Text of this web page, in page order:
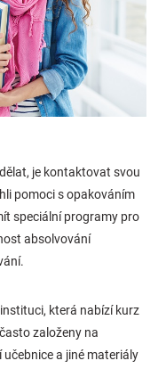
je kontaktovat svou
pomoci s opakováním
speciální programy pro
absolvování
která nabízí kurz
založeny na
a jiné materiály